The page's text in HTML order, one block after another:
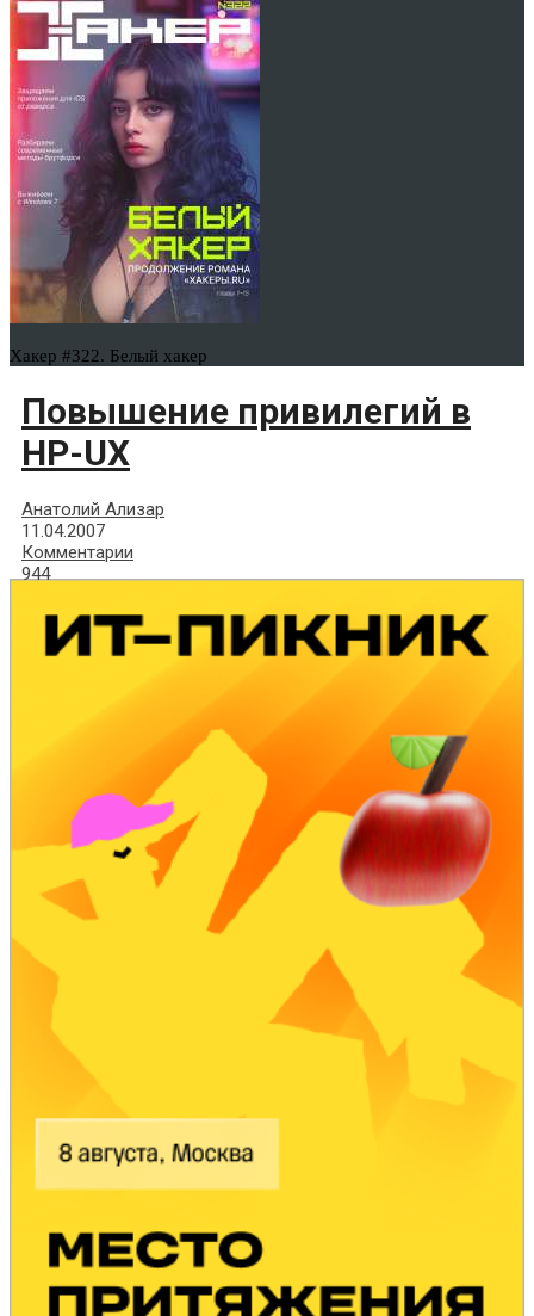
Хакер #322. Белый хакер
Повышение привилегий в
HP-UX
Анатолий Ализар
11.04.2007
Комментарии
944